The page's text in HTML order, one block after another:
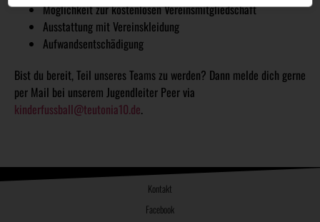
Möglichkeit zur kostenlosen Vereinsmitgliedschaft
Ausstattung mit Vereinskleidung
Aufwandsentschädigung
Bist du bereit, Teil unseres Teams zu werden? Dann melde dich gerne
per Mail bei unserem Jugendleiter Peer via
kinderfussball@teutonia10.de.
Kontakt
Facebook